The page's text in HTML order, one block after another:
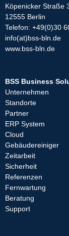
Köpenicker Straße
12555 Berlin
Telefon: +49(0)30
info(at)bss-bln.de
www.bss-bln.de
BSS Business
Unternehmen
Standorte
Partner
ERP System
Cloud
Gebäudereiniger
Zeitarbeit
Sicherheit
Referenzen
Fernwartung
Beratung
Support